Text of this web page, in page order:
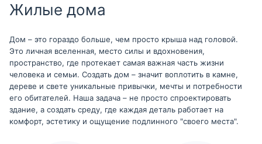
Жилые дома
Дом – это гораздо больше, чем просто крыша над головой.
Это личная вселенная, место силы и вдохновения,
пространство, где протекает самая важная часть жизни
человека и семьи. Создать дом – значит воплотить в камне,
дереве и свете уникальные привычки, мечты и потребности
его обитателей. Наша задача – не просто спроектировать
здание, а создать среду, где каждая деталь работает на
комфорт, эстетику и ощущение подлинного "своего места".